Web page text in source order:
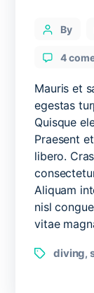
Categories
PostBy
4
Mauris et
egestas
Quisque
Praesent
libero.
Aliquam
nisl
vitae
Tagsdiving,